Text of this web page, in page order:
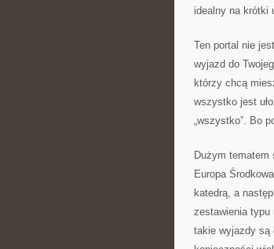
idealny na krótki
Ten portal nie
wyjazd do
którzy chcą
wszystko jest
„wszystko”. Bo
Dużym tematem
Europa
katedrą, a
zestawienia typu
takie wyjazdy są